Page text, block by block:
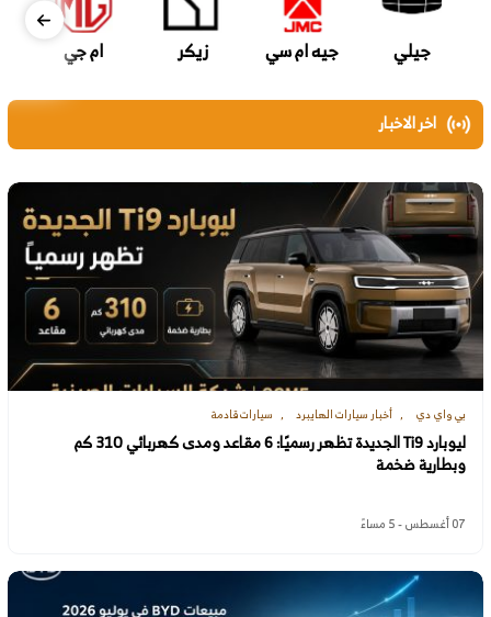
جيلي جيه ام سي زيكر ام جي
اخر الاخبار
بي واي دي أخبار سيارات الهايبرد سيارات قادمة
ليوبارد Ti9 الجديدة تظهر رسميًا: 6 مقاعد ومدى كهربائي 310 كم
وبطارية ضخمة
07 أغسطس - 5 مساءً